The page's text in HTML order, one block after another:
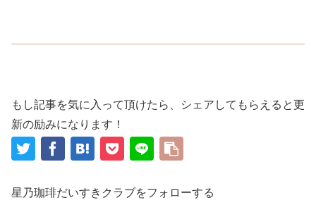
もし記事を気に入って頂けたら、シェアしてもらえると更
新の励みになります！
星乃珈琲だいすきクラブをフォローする